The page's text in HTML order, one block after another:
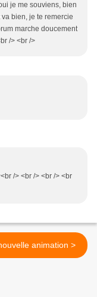
je me souviens, bien
bien, je te remercie
marche doucement
/> <br />
/> <br /> <br /> <br
Une nouvelle animation >